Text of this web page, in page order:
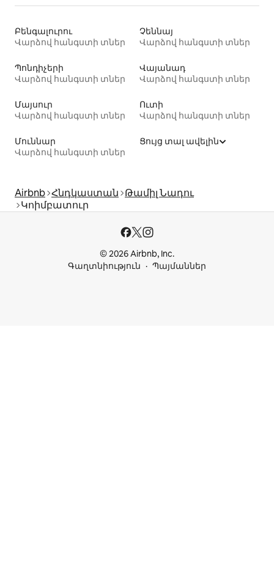
Բենգալուրու
Վարձով հանգստի տներ
Չեննայ
Վարձով հանգստի տներ
Պոնդիչերի
Վարձով հանգստի տներ
Վայանադ
Վարձով հանգստի տներ
Մայսուր
Վարձով հանգստի տներ
Ուտի
Վարձով հանգստի տներ
Մուննար
Վարձով հանգստի տներ
Ցույց տալ ավելին
Airbnb Հնդկաստան Թամիլ Նադու
Կոիմբատուր
© 2026 Airbnb, Inc.
Գաղտնիություն
Պայմաններ